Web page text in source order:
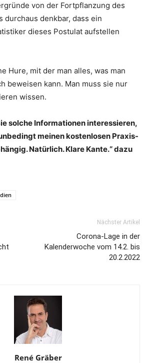
von der Fortpflanzung des
durchaus denkbar, dass ein
dieses Postulat aufstellen
Hure, mit der man alles, was man
beweisen kann. Man muss sie nur
wissen.
solche Informationen interessieren,
meinen kostenlosen Praxis-
Natürlich. Klare Kante.“ dazu
Nächster Artikel
Corona-Lage in der
Kalenderwoche vom 14.2. bis
20.2.2022
René Gräber